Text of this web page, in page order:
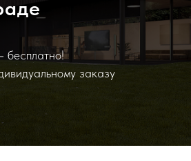
бесплатно!
заказу